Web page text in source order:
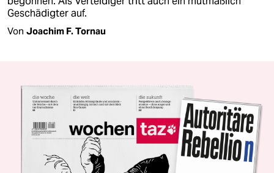
Geschädigter auf.
Von Joachim F. Tornau